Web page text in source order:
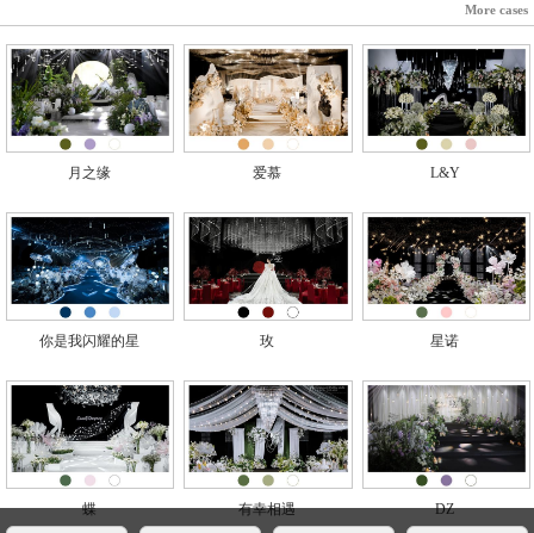
More cases
月之缘 爱慕 L&Y
你是我闪耀的星 玫 星诺
蝶 有幸相遇 DZ